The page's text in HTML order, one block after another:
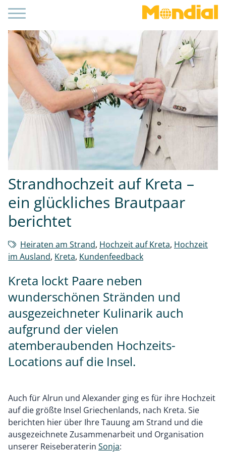
Strandhochzeit auf Kreta –
ein glückliches Brautpaar
berichtet
Heiraten am Strand, Hochzeit auf Kreta, Hochzeit
im Ausland, Kreta, Kundenfeedback
Kreta lockt Paare neben
wunderschönen Stränden und
ausgezeichneter Kulinarik auch
aufgrund der vielen
atemberaubenden Hochzeits-
Locations auf die Insel.
Auch für Alrun und Alexander ging es für ihre Hochzeit
auf die größte Insel Griechenlands, nach Kreta. Sie
berichten hier über Ihre Tauung am Strand und die
ausgezeichnete Zusammenarbeit und Organisation
unserer Reiseberaterin Sonja: